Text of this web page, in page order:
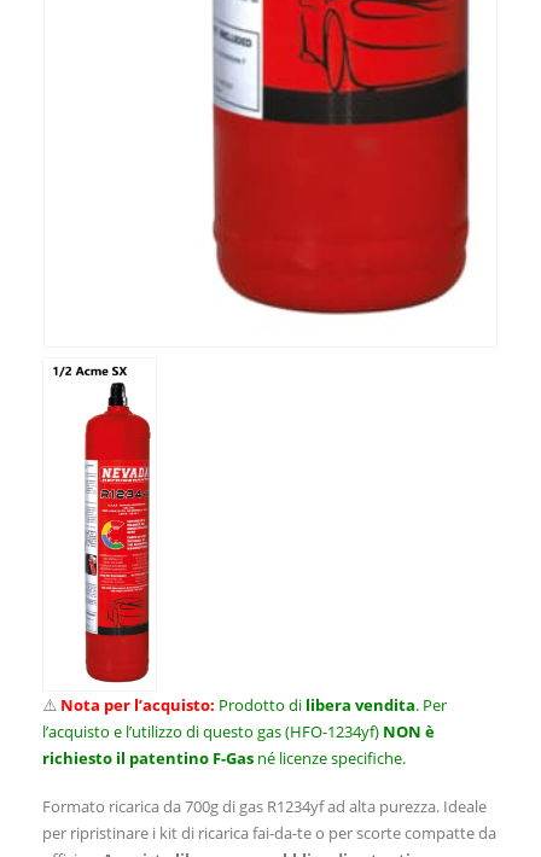
⚠️ Nota per l’acquisto: Prodotto di libera vendita. Per
l’acquisto e l’utilizzo di questo gas (HFO-1234yf) NON è
richiesto il patentino F-Gas né licenze specifiche.
Formato ricarica da 700g di gas R1234yf ad alta purezza. Ideale
per ripristinare i kit di ricarica fai-da-te o per scorte compatte da